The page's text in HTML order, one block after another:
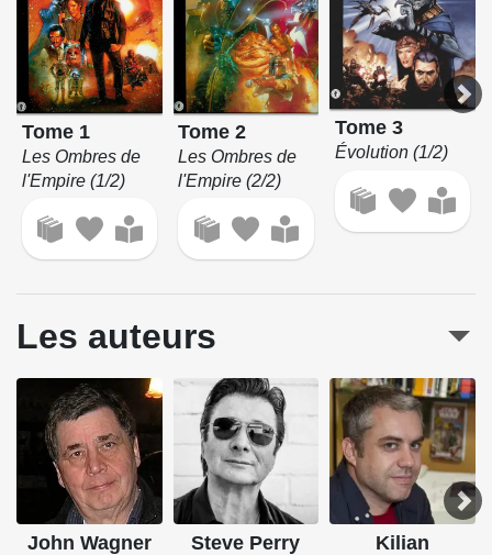
Tome 1
Les Ombres de
l'Empire (1/2)
Tome 2
Les Ombres de
l'Empire (2/2)
Tome 3
Évolution (1/2)
Les auteurs
John Wagner Steve Perry
Kilian